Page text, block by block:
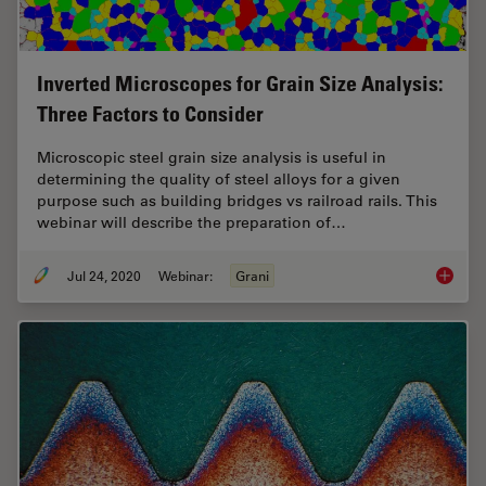
Inverted Microscopes for Grain Size Analysis:
Three Factors to Consider
Microscopic steel grain size analysis is useful in
determining the quality of steel alloys for a given
purpose such as building bridges vs railroad rails. This
webinar will describe the preparation of…
Jul 24, 2020 Webinar: Grani